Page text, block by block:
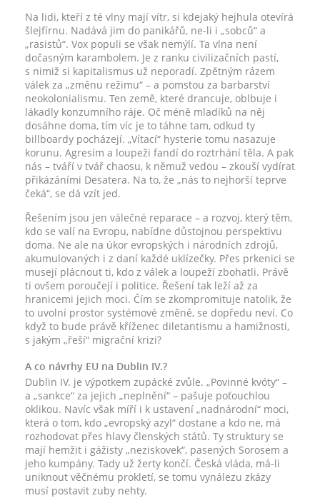
Na lidi, kteří z té vlny mají vítr, si kdejaký hejhula otevírá
šlejfírnu. Nadává jim do panikářů, ne-li i „sobců“ a
„rasistů“. Vox populi se však nemýlí. Ta vlna není
dočasným karambolem. Je z ranku civilizačních pastí,
s nimiž si kapitalismus už neporadí. Zpětným rázem
válek za „změnu režimu“ – a pomstou za barbarství
neokolonialismu. Ten země, které drancuje, oblbuje i
lákadly konzumního ráje. Oč méně mladíků na něj
dosáhne doma, tím víc je to táhne tam, odkud ty
billboardy pocházejí. „Vítací“ hysterie tomu nasazuje
korunu. Agresím a loupeži fandí do roztrhání těla. A pak
nás – tváří v tvář chaosu, k němuž vedou – zkouší vydírat
přikázáními Desatera. Na to, že „nás to nejhorší teprve
čeká“, se dá vzít jed.
Řešením jsou jen válečné reparace – a rozvoj, který těm,
kdo se valí na Evropu, nabídne důstojnou perspektivu
doma. Ne ale na úkor evropských i národních zdrojů,
akumulovaných i z daní každé uklízečky. Přes prkenici se
musejí plácnout ti, kdo z válek a loupeží zbohatli. Právě
ti ovšem poroučejí i politice. Řešení tak leží až za
hranicemi jejich moci. Čím se zkompromituje natolik, že
to uvolní prostor systémové změně, se dopředu neví. Co
když to bude právě kříženec diletantismu a hamižnosti,
s jakým „řeší“ migrační krizi?
A co návrhy EU na Dublin IV.?
Dublin IV. je výpotkem zupácké zvůle. „Povinné kvóty“ –
a „sankce“ za jejich „neplnění“ – pašuje poťouchlou
oklikou. Navíc však míří i k ustavení „nadnárodní“ moci,
která o tom, kdo „evropský azyl“ dostane a kdo ne, má
rozhodovat přes hlavy členských států. Ty struktury se
mají hemžit i gážisty „neziskovek“, pasených Sorosem a
jeho kumpány. Tady už žerty končí. Česká vláda, má-li
uniknout věčnému prokletí, se tomu vynálezu zkázy
musí postavit zuby nehty.